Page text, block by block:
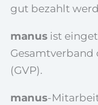
gut bezahlt
manus ist
Gesamtverband
(GVP).
manus-